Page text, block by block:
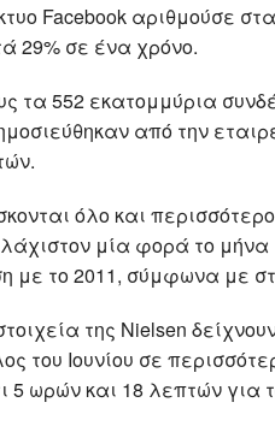
Facebook αριθμούσε
29% σε ένα χρόνο.
τα 552 εκατομμύρια
από την
όλο και
μία φορά το
με το 2011, σύμφωνα με
της Nielsen
του Ιουνίου σε
5 ωρών και 18 λεπτών για